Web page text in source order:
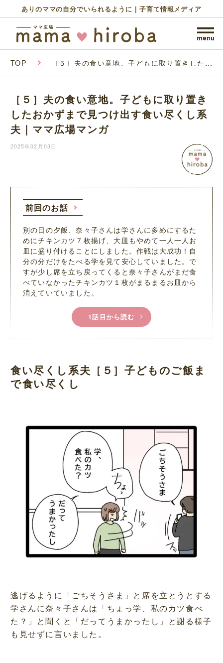
ありのママの自分でいられるように｜子育て情報メディア
TOP ［５］夫の食い意地。子どもに取り置きしたお
マンガ
［５］夫の食い意地。子どもに取り置き
したおかずまで見つけ出す食い尽くし系
夫｜ママ広場マンガ
2025年02月03日
前回のお話
別の日の夕飯、奈々子さんは学さんに多めにするた
めにチキンカツ７枚揚げ、大皿もやめて一人一人お
皿に盛り付けることにしました。作戦は大成功！自
分の分だけをたべる学を見て安心していました。で
すが少し席を立ち戻ってくると奈々子さんがまだ食
べていなかったチキンカツ１枚がまるまるお皿から
消えていていました。
1話目から読む
食い尽くし系夫［５］子どものご飯ま
で食い尽くし
t
a
d
:
5
4
.
2
%
逃げるように「ごちそうさま」と席を立とうとする
学さんに奈々子さんは「ちょっ学、私のカツ食べ
た？」と聞くと「だってうまかったし」と謝る様子
も見せずに言いました。